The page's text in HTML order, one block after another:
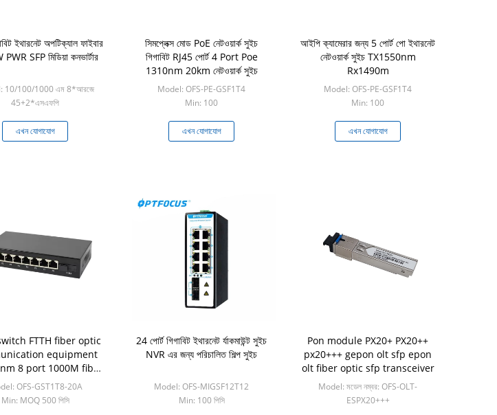
ইথারনেট অপটিক্যাল ফাইবার
SFP মিডিয়া কনভার্টার
10/100/1000 এম 8*আরজে
45+2*এসএফপি
এখন যোগাযোগ
সিমপ্লেক্স মোড PoE নেটওয়ার্ক সুইচ
গিগাবিট RJ45 পোর্ট 4 Port Poe
1310nm 20km নেটওয়ার্ক সুইচ
Model: OFS-PE-GSF1T4
Min: 100
এখন যোগাযোগ
আইপি ক্যামেরার জন্য 5 পোর্ট পো ইথারনেট
নেটওয়ার্ক সুইচ TX1550nm
Rx1490m
Model: OFS-PE-GSF1T4
Min: 100
এখন যোগাযোগ
FTTH fiber optic
equipment
8 port 1000M fiber
wholesale price
OFS-GST1T8-20A
Min: MOQ 500 পিসি
24 পোর্ট গিগাবিট ইথারনেট র্যাকমাউন্ট সুইচ
NVR এর জন্য পরিচালিত শিল্প সুইচ
Model: OFS-MIGSF12T12
Min: 100 পিসি
Pon module PX20+ PX20++
px20+++ gepon olt sfp epon
olt fiber optic sfp transceiver
Model: মডেল নম্বর: OFS-OLT-
ESPX20+++